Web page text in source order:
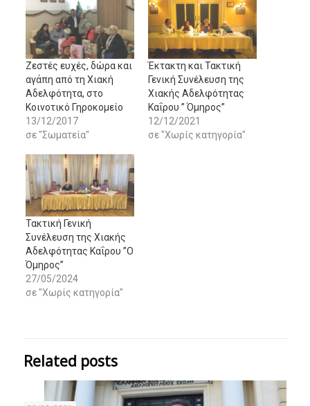
Ζεστές ευχές, δώρα και
αγάπη από τη Χιακή
Αδελφότητα, στο
Κοινοτικό Γηροκομείο
13/12/2017
σε "Σωματεία"
Έκτακτη και Τακτική
Γενική Συνέλευση της
Χιακής Αδελφότητας
Καΐρου ” Όμηρος”
12/12/2021
σε "Χωρίς κατηγορία"
Τακτική Γενική
Συνέλευση της Χιακής
Αδελφότητας Καΐρου ”Ο
Όμηρος”
27/05/2024
σε "Χωρίς κατηγορία"
Related posts